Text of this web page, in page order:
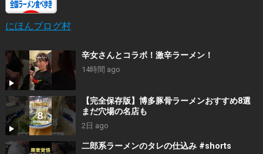
にほんブログ村
辛女さんとコラボ！激辛ラーメン！
14時間 ago
【完全保存版】博多豚骨ラーメンおすすめ8選
まだ穴場の名店も
2日 ago
二郎系ラーメンのタレの仕込み #shorts